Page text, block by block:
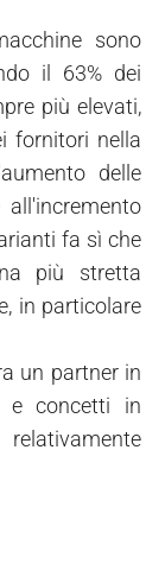
sono
il 63% dei
più elevati,
fornitori nella
delle
fa sì che
più stretta
in particolare
un partner in
e concetti in